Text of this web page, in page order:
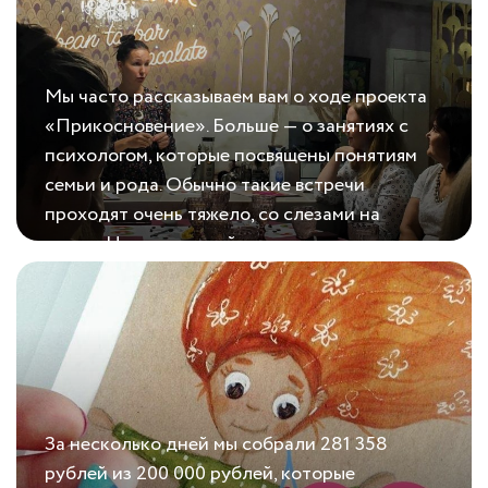
слов....
Дегустация шоколада
Мы часто рассказываем вам о ходе проекта
«Прикосновение». Больше — о занятиях с
психологом, которые посвящены понятиям
семьи и рода. Обычно такие встречи
проходят очень тяжело, со слезами на
глазах. Но в минувший вечер среды
оказался исключением. Вместе с
участницами «Прикосновения» мы
побывали в прекрасном салоне «Velena»....
За несколько дней мы собрали 281 358
рублей из 200 000 рублей, которые